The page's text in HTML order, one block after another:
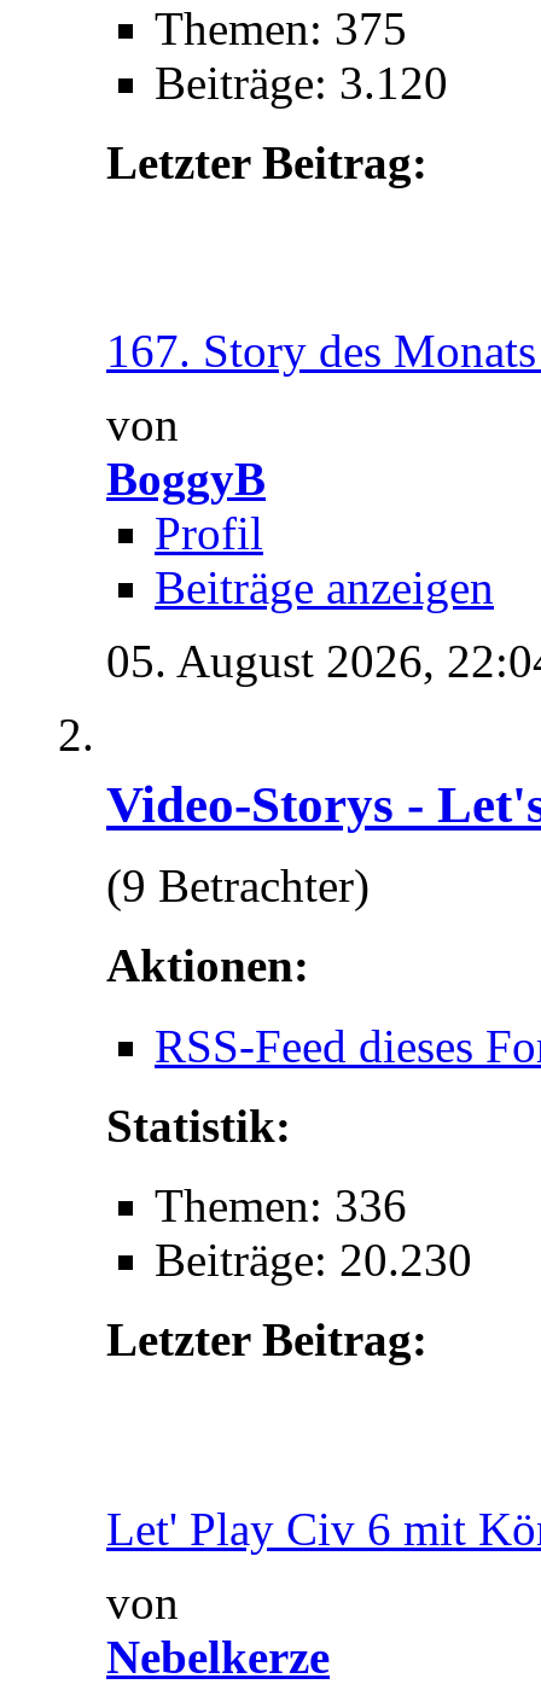
Themen: 375
Beiträge: 3.120
Letzter Beitrag:
167. Story des
von
BoggyB
Profil
Beiträge anzeigen
05. August 2026,
Video-Storys -
(9 Betrachter)
Aktionen:
RSS-Feed dieses
Statistik:
Themen: 336
Beiträge: 20.230
Letzter Beitrag:
Let' Play Civ 6 mit
von
Nebelkerze